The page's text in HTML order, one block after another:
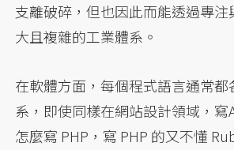
支離破碎，但也因此而能透過專注
大且複雜的工業體系。
在軟體方面，每個程式語言通常都
系，即使同樣在網站設計領域，寫
怎麼寫 PHP，寫 PHP 的又不懂